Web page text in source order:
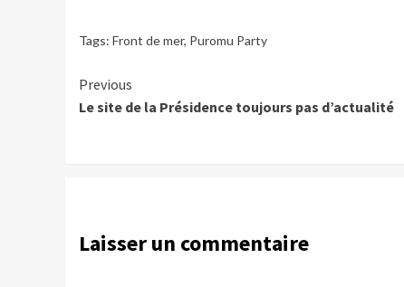
Tags: Front de mer, Puromu Party
Continue
Reading
Previous
Le site de la Présidence toujours pas d’actualité
Laisser un commentaire